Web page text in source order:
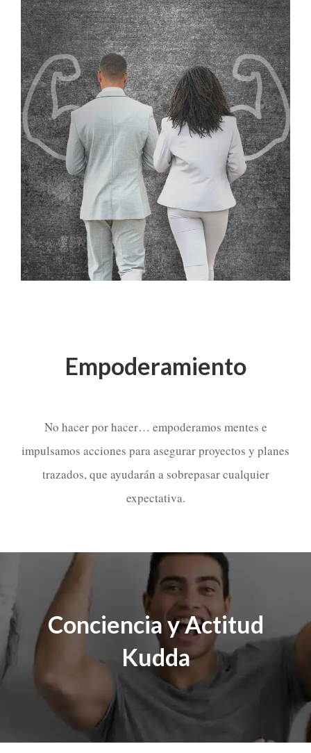
Empoderamiento
No hacer por hacer… empoderamos mentes e
impulsamos acciones para asegurar proyectos y planes
trazados, que ayudarán a sobrepasar cualquier
expectativa.
Conciencia y Actitud
Kudda